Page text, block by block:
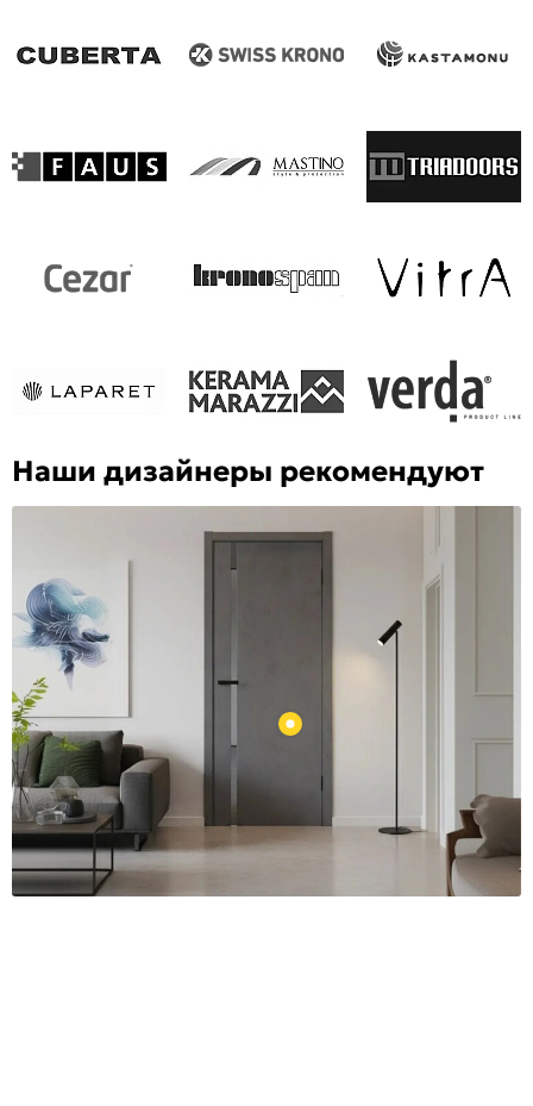
Наши дизайнеры рекомендуют